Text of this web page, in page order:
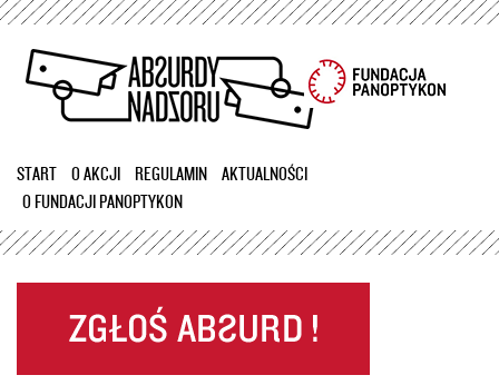
Przejdź
treści
START O AKCJI REGULAMIN
AKTUALNOŚCI
O FUNDACJI PANOPTYKON